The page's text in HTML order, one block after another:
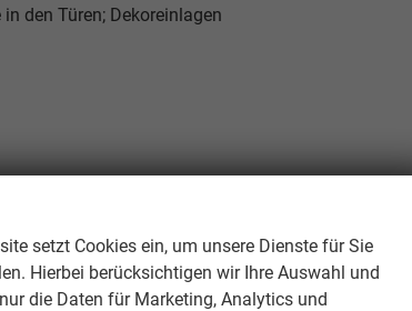
den Türen; Dekoreinlagen
setzt Cookies ein, um unsere Dienste für Sie
Hierbei berücksichtigen wir Ihre Auswahl und
die Daten für Marketing, Analytics und